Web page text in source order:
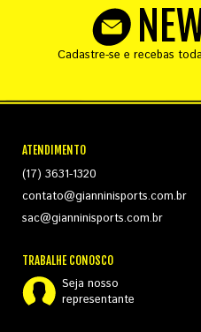
Cadastre-se e recebas
ATENDIMENTO
(17) 3631-1320
contato@gianninisports.com.br
sac@gianninisports.com.br
TRABALHE CONOSCO
Seja nosso
representante